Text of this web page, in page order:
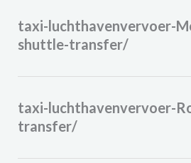
taxi-luchthavenvervoer-
shuttle-transfer/
taxi-luchthavenvervoer-
transfer/